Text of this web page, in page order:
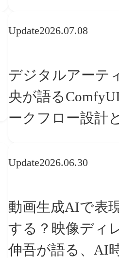
Update2026.07.08
デジタルアーテ
央が語る
ークフロー設計
Update2026.06.30
動画生成AIで表
する？映像ディ
伸吾が語る、AI